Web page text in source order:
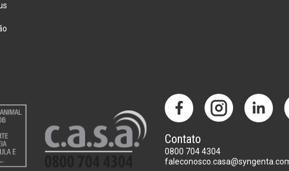
Contato
0800 704 4304